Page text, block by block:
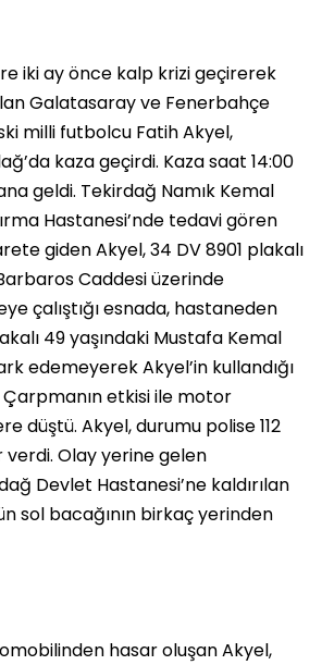
iki ay önce kalp krizi geçirerek
Galatasaray ve Fenerbahçe
milli futbolcu Fatih Akyel,
kaza geçirdi. Kaza saat 14:00
geldi. Tekirdağ Namık Kemal
Hastanesi’nde tedavi gören
giden Akyel, 34 DV 8901 plakalı
Caddesi üzerinde
çalıştığı esnada, hastaneden
49 yaşındaki Mustafa Kemal
edemeyerek Akyel’in kullandığı
etkisi ile motor
düştü. Akyel, durumu polise 112
Olay yerine gelen
Devlet Hastanesi’ne kaldırılan
sol bacağının birkaç yerinden
hasar oluşan Akyel,